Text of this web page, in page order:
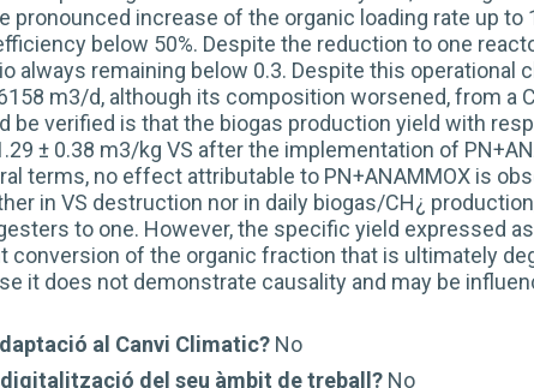
increase of the organic loading rate up to
below 50%. Despite the reduction to one
always remaining below 0.3. Despite this operational
m3/d, although its composition worsened, from a
be verified is that the biogas production yield with
± 0.38 m3/kg VS after the implementation of
terms, no effect attributable to PN+ANAMMOX is
in VS destruction nor in daily biogas/CH¿
to one. However, the specific yield expressed
of the organic fraction that is ultimately
it does not demonstrate causality and may be
al Canvi Climatic? No
del seu àmbit de treball? No